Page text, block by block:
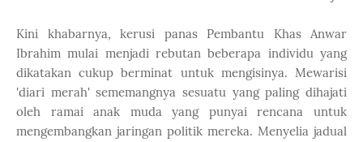
Kini khabarnya, kerusi panas Pembantu Khas Anwar
Ibrahim mulai menjadi rebutan beberapa individu yang
dikatakan cukup berminat untuk mengisinya. Mewarisi
'diari merah' sememangnya sesuatu yang paling dihajati
oleh ramai anak muda yang punyai rencana untuk
mengembangkan jaringan politik mereka. Menyelia jadual